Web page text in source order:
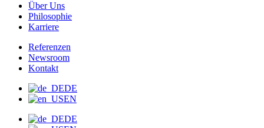
Über Uns
Philosophie
Karriere
Referenzen
Newsroom
Kontakt
DE
EN
DE